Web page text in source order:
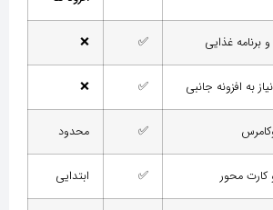
برنامه غذایی ✅
❌
به افزونه جانبی ✅
❌
✅ محدود
کارت محور ✅ ابتدایی